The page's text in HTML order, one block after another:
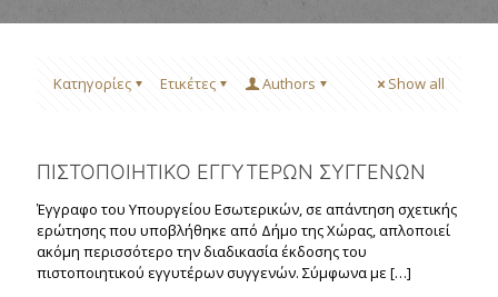
Κατηγορίες Ετικέτες Authors Show all
ΠΙΣΤΟΠΟΙΗΤΙΚΟ ΕΓΓΥΤΕΡΩΝ ΣΥΓΓΕΝΩΝ
Έγγραφο του Υπουργείου Εσωτερικών, σε απάντηση σχετικής
ερώτησης που υποβλήθηκε από Δήμο της Χώρας, απλοποιεί
ακόμη περισσότερο την διαδικασία έκδοσης του
πιστοποιητικού εγγυτέρων συγγενών. Σύμφωνα με […]